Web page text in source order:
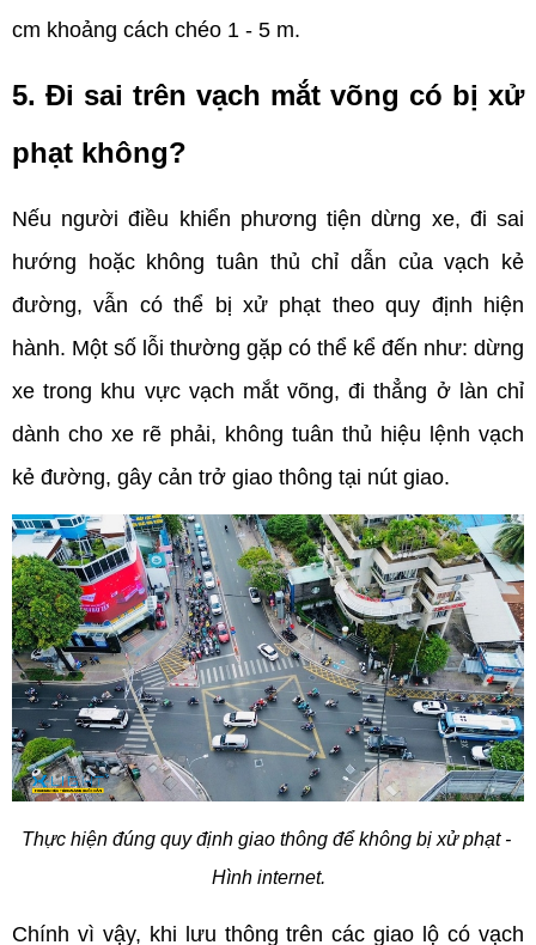
cm khoảng cách chéo 1 - 5 m.
5. Đi sai trên vạch mắt võng có bị xử
phạt không?
Nếu người điều khiển phương tiện dừng xe, đi sai
hướng hoặc không tuân thủ chỉ dẫn của vạch kẻ
đường, vẫn có thể bị xử phạt theo quy định hiện
hành. Một số lỗi thường gặp có thể kể đến như: dừng
xe trong khu vực vạch mắt võng, đi thẳng ở làn chỉ
dành cho xe rẽ phải, không tuân thủ hiệu lệnh vạch
kẻ đường, gây cản trở giao thông tại nút giao.
Thực hiện đúng quy định giao thông để không bị xử phạt -
Hình internet.
Chính vì vậy, khi lưu thông trên các giao lộ có vạch